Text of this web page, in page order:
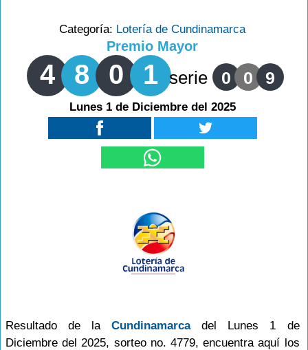
Categoría: Lotería de Cundinamarca
Premio Mayor
4 8 0 1 serie 0 0 9
Lunes 1 de Diciembre del 2025
Resultado de laCundinamarcadel Lunes 1 de
Diciembre del 2025, sorteo no. 4779, encuentra aquí los